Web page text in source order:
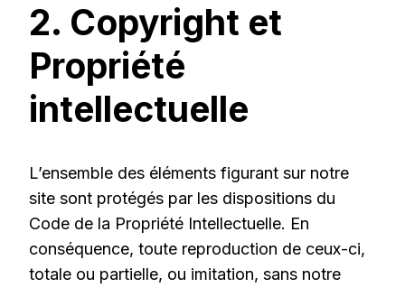
2. Copyright et
Propriété
intellectuelle
L’ensemble des éléments figurant sur notre
site sont protégés par les dispositions du
Code de la Propriété Intellectuelle. En
conséquence, toute reproduction de ceux-ci,
totale ou partielle, ou imitation, sans notre